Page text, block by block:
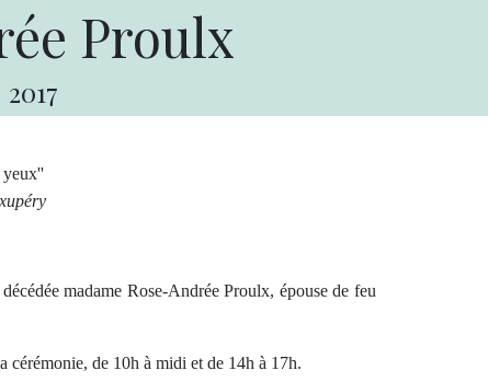
Proulx
2017
yeux''
madame Rose-Andrée Proulx, épouse de feu
cérémonie, de 10h à midi et de 14h à 17h.